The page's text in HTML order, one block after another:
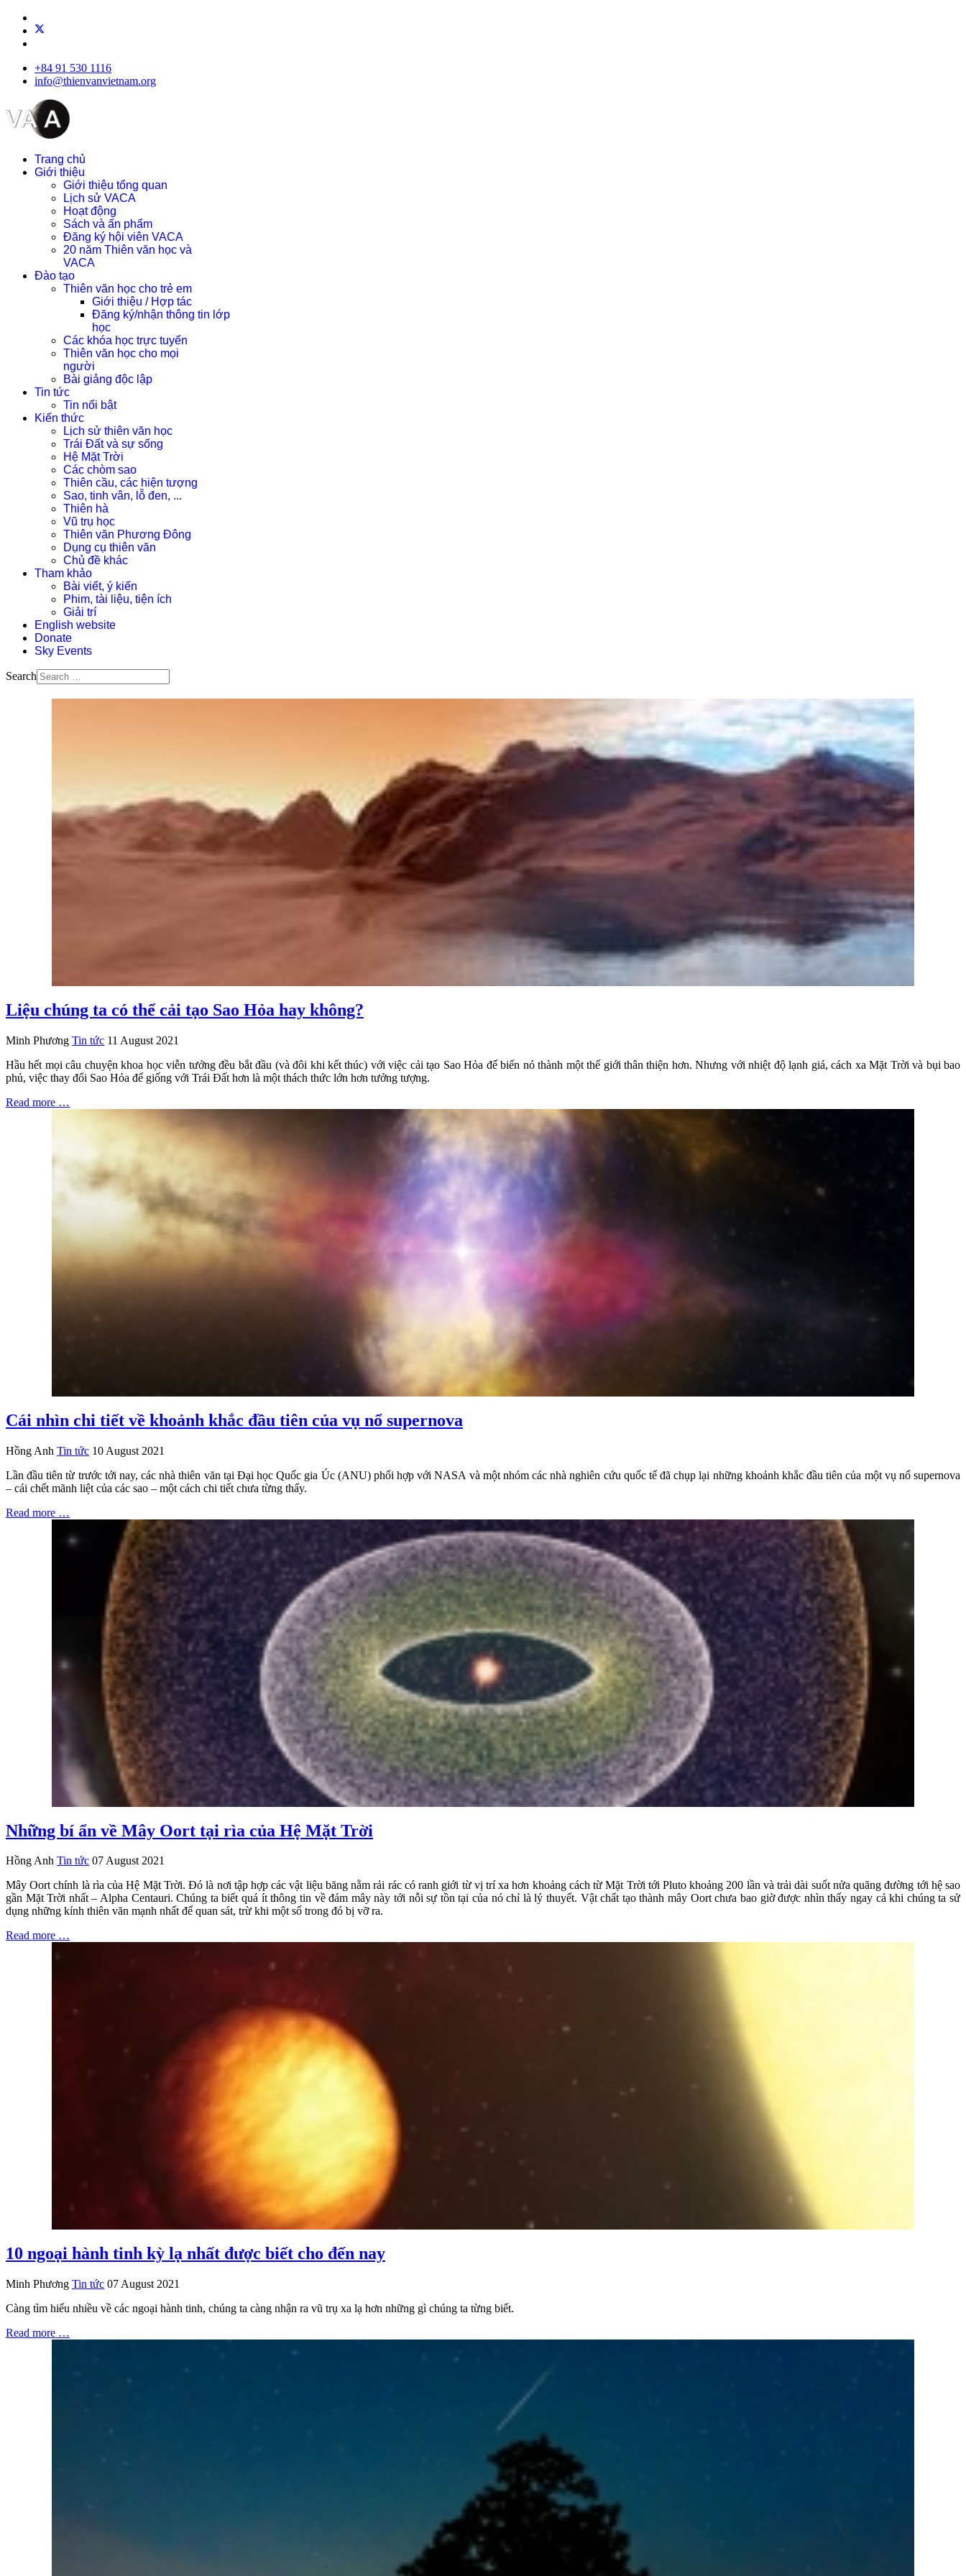
+84 91 530 1116
info@thienvanvietnam.org
Trang chủ
Giới thiệu
Giới thiệu tổng quan
Lịch sử VACA
Hoạt động
Sách và ấn phẩm
Đăng ký hội viên VACA
20 năm Thiên văn học và
VACA
Đào tạo
Thiên văn học cho trẻ em
Giới thiệu / Hợp tác
Đăng ký/nhận thông tin lớp
học
Các khóa học trực tuyến
Thiên văn học cho mọi
người
Bài giảng độc lập
Tin tức
Tin nổi bật
Kiến thức
Lịch sử thiên văn học
Trái Đất và sự sống
Hệ Mặt Trời
Các chòm sao
Thiên cầu, các hiện tượng
Sao, tinh vân, lỗ đen, ...
Thiên hà
Vũ trụ học
Thiên văn Phương Đông
Dụng cụ thiên văn
Chủ đề khác
Tham khảo
Bài viết, ý kiến
Phim, tài liệu, tiện ích
Giải trí
English website
Donate
Sky Events
Search
Liệu chúng ta có thể cải tạo Sao Hỏa hay không?
Minh Phương Tin tức 11 August 2021
Hầu hết mọi câu chuyện khoa học viễn tưởng đều bắt đầu (và đôi khi kết thúc) với việc cải tạo Sao Hỏa để biến nó thành một thế giới thân thiện hơn. Nhưng với nhiệt độ lạnh giá, cách xa Mặt Trời và bụi bao
phủ, việc thay đổi Sao Hỏa để giống với Trái Đất hơn là một thách thức lớn hơn tưởng tượng.
Read more …
Cái nhìn chi tiết về khoảnh khắc đầu tiên của vụ nổ supernova
Hồng Anh Tin tức 10 August 2021
Lần đầu tiên từ trước tới nay, các nhà thiên văn tại Đại học Quốc gia Úc (ANU) phối hợp với NASA và một nhóm các nhà nghiên cứu quốc tế đã chụp lại những khoảnh khắc đầu tiên của một vụ nổ supernova
– cái chết mãnh liệt của các sao – một cách chi tiết chưa từng thấy.
Read more …
Những bí ẩn về Mây Oort tại rìa của Hệ Mặt Trời
Hồng Anh Tin tức 07 August 2021
Mây Oort chính là rìa của Hệ Mặt Trời. Đó là nơi tập hợp các vật liệu băng nằm rải rác có ranh giới từ vị trí xa hơn khoảng cách từ Mặt Trời tới Pluto khoảng 200 lần và trải dài suốt nửa quãng đường tới hệ sao
gần Mặt Trời nhất – Alpha Centauri. Chúng ta biết quá ít thông tin về đám mây này tới nỗi sự tồn tại của nó chỉ là lý thuyết. Vật chất tạo thành mây Oort chưa bao giờ được nhìn thấy ngay cả khi chúng ta sử
dụng những kính thiên văn mạnh nhất để quan sát, trừ khi một số trong đó bị vỡ ra.
Read more …
10 ngoại hành tinh kỳ lạ nhất được biết cho đến nay
Minh Phương Tin tức 07 August 2021
Càng tìm hiểu nhiều về các ngoại hành tinh, chúng ta càng nhận ra vũ trụ xa lạ hơn những gì chúng ta từng biết.
Read more …